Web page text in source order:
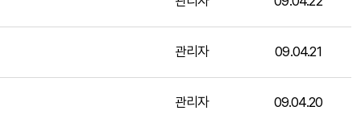
관리자 09.04.21
관리자 09.04.20